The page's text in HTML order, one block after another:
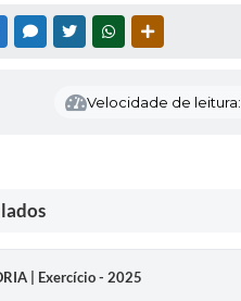
FACEBOOKMESSENGER
TWITTERWHATSAPP
Velocidade de leitura:
| Exercício - 2025